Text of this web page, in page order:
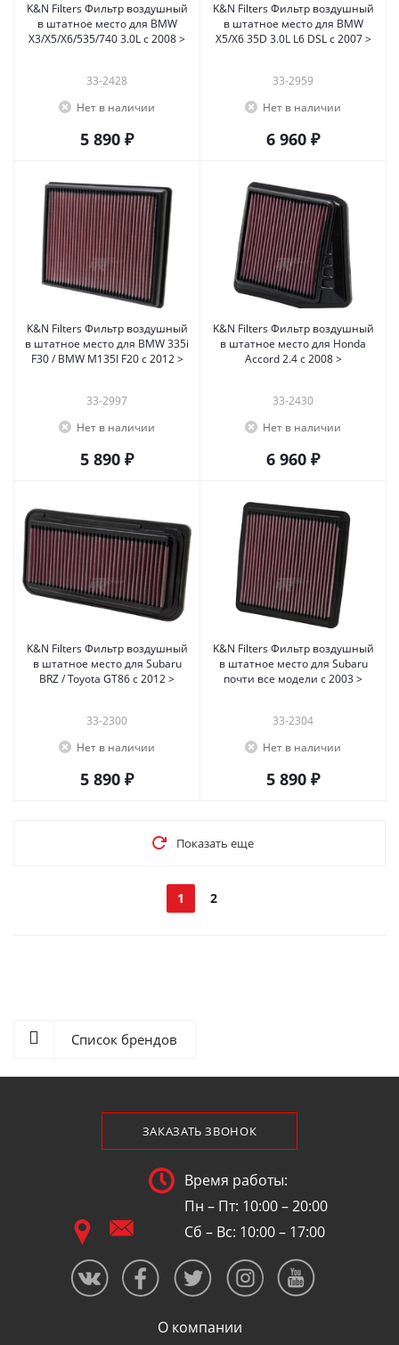
K&N Filters Фильтр воздушный
в штатное место для BMW
X3/X5/X6/535/740 3.0L с 2008 >
33-2428
Нет в наличии
5 890 ₽
K&N Filters Фильтр воздушный
в штатное место для BMW
X5/X6 35D 3.0L L6 DSL c 2007 >
33-2959
Нет в наличии
6 960 ₽
K&N Filters Фильтр воздушный
в штатное место для BMW 335i
F30 / BMW M135I F20 c 2012 >
33-2997
Нет в наличии
5 890 ₽
K&N Filters Фильтр воздушный
в штатное место для Honda
Accord 2.4 c 2008 >
33-2430
Нет в наличии
6 960 ₽
K&N Filters Фильтр воздушный
в штатное место для Subaru
BRZ / Toyota GT86 c 2012 >
33-2300
Нет в наличии
5 890 ₽
K&N Filters Фильтр воздушный
в штатное место для Subaru
почти все модели с 2003 >
33-2304
Нет в наличии
5 890 ₽
Показать еще
1 2
Список брендов
ЗАКАЗАТЬ ЗВОНОК
Время работы:
Пн – Пт: 10:00 – 20:00
Сб – Вс: 10:00 – 17:00
О компании